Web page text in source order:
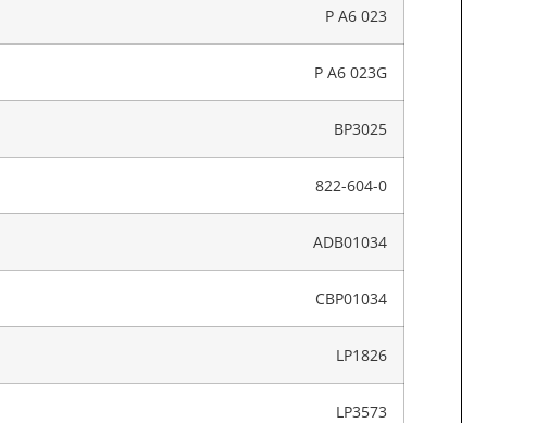
P A6 023
P A6 023G
BP3025
822-604-0
ADB01034
CBP01034
LP1826
LP3573